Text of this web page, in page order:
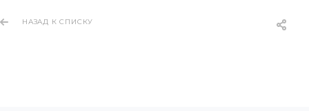
НАЗАД К СПИСКУ